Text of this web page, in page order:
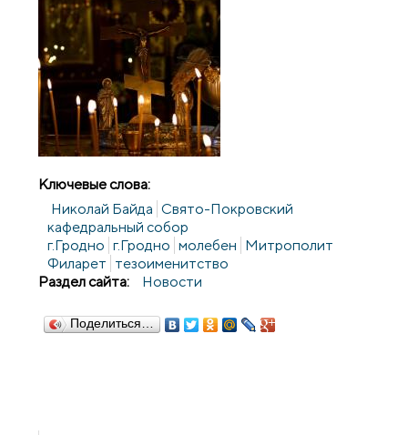
Ключевые слова:
Николай Байда Свято-Покровский
кафедральный собор
г.Гродно г.Гродно молебен Митрополит
Филарет тезоименитство
Раздел сайта:
Новости
Поделиться…